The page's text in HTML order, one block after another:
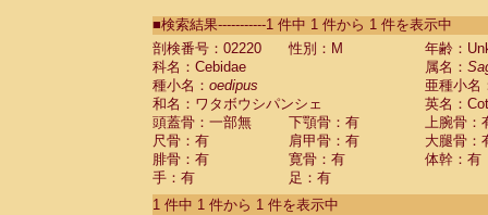
CebidaeSaguinus labiatus(0)
Cebidae Saguinus leucopus (0)
Cebidae
Cebidae
CebidaeSaguinus nigricollis (0)
Cebidae Saguinus oedipus
Cebidae Saguinus weddelli
Cebidae Saguinusspp.
Cebidae Aotus trivirgatus
Cebidae Cebus albifrons
■検索結果-----------1 件中 1 件から 1 件を表示中
剖検番号：02220
性別：M
年齢：
科名：Cebidae
属名：
種小名： oedipus
亜種小名
和名：ワタボウシパンシェ
英名：
頭蓋骨：一部無
下顎骨：有
上腕骨：
尺骨：有
肩甲骨：有
大腿骨：
腓骨：有
寛骨：有
体幹：有
手：有
足：有
1 件中 1 件から 1 件を表示中